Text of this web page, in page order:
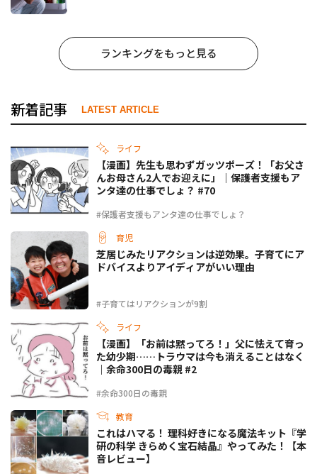
ランキングをもっと見る
新着記事 LATEST ARTICLE
ライフ
#保護者支援もアンタ達の仕事でしょ？
【漫画】先生も思わずガッツポーズ！「お父さ
んお母さん2人でお迎えに」｜保護者支援もア
ンタ達の仕事でしょ？ #70
育児
#子育てはリアクションが9割
芝居じみたリアクションは逆効果。子育てにア
ドバイスよりアイディアがいい理由
ライフ
#余命300日の毒親
【漫画】「お前は黙ってろ！」父に怯えて育っ
た幼少期……トラウマは今も消えることはなく
｜余命300日の毒親 #2
教育
これはハマる！ 理科好きになる魔法キット『学
研の科学 きらめく宝石結晶』やってみた！【本
音レビュー】